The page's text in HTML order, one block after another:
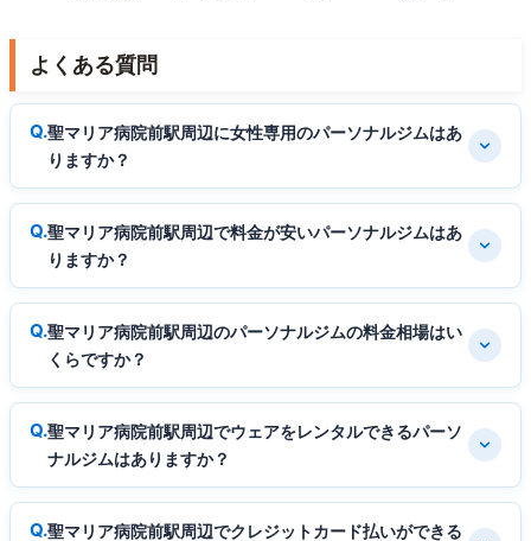
よくある質問
聖マリア病院前駅周辺に女性専用のパーソナルジムはあ
りますか？
聖マリア病院前駅周辺で料金が安いパーソナルジムはあ
りますか？
聖マリア病院前駅周辺のパーソナルジムの料金相場はい
くらですか？
聖マリア病院前駅周辺でウェアをレンタルできるパーソ
ナルジムはありますか？
聖マリア病院前駅周辺でクレジットカード払いができる